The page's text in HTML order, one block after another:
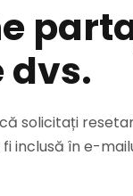
dvs.
solicitați
fi inclusă în e-